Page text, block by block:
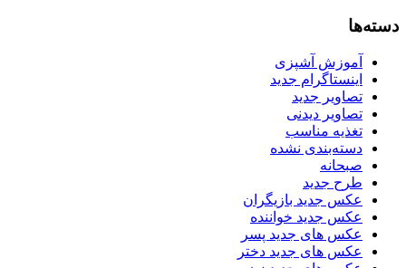
دسته‌ها
آموزش آشپزی
اینستاگرام جدید
تصاویر جدید
تصاویر دیدنی
تغذیه مناسب
دسته‌بندی نشده
صبحانه
طرح جدید
عکس جدید بازیگران
عکس جدید خواننده
عکس های جدید پسر
عکس های جدید دختر